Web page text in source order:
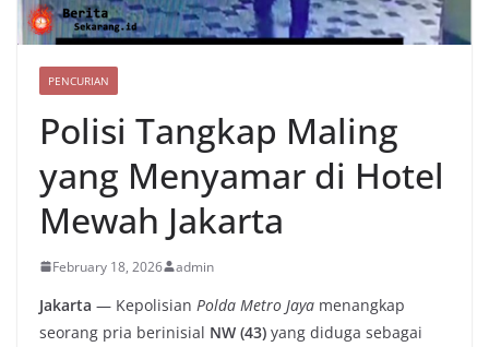
PENCURIAN
Polisi Tangkap Maling
yang Menyamar di Hotel
Mewah Jakarta
February 18, 2026 admin
Jakarta — Kepolisian Polda Metro Jaya menangkap
seorang pria berinisial NW (43) yang diduga sebagai